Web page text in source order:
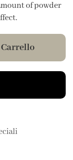
of powder